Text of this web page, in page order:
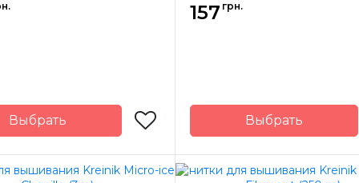
Выбрать
Kreinik
США
157 грн.
Выбрать
Бренд
Страна-